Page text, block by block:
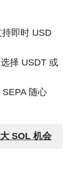
即时 USD
择 USDT 或
随心
SOL 机会